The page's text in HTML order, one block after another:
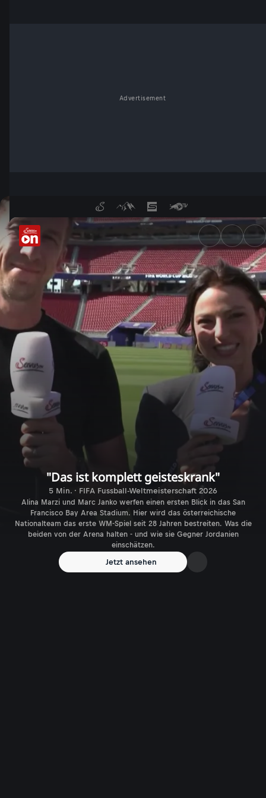
Advertisement
In der Arena vor dem ÖFB-
"Das ist komplett geisteskrank"
5 Min. · FIFA Fussball-Weltmeisterschaft 2026
Alina Marzi und Marc Janko werfen einen ersten Blick in das San
Francisco Bay Area Stadium. Hier wird das österreichische
Nationalteam das erste WM-Spiel seit 28 Jahren bestreiten. Was die
beiden von der Arena halten - und wie sie Gegner Jordanien
einschätzen.
Jetzt ansehen